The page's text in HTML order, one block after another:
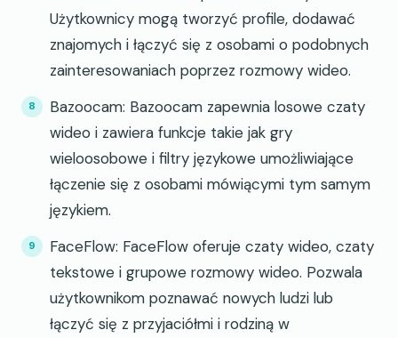
Użytkownicy mogą tworzyć profile, dodawać
znajomych i łączyć się z osobami o podobnych
zainteresowaniach poprzez rozmowy wideo.
Bazoocam: Bazoocam zapewnia losowe czaty
wideo i zawiera funkcje takie jak gry
wieloosobowe i filtry językowe umożliwiające
łączenie się z osobami mówiącymi tym samym
językiem.
FaceFlow: FaceFlow oferuje czaty wideo, czaty
tekstowe i grupowe rozmowy wideo. Pozwala
użytkownikom poznawać nowych ludzi lub
łączyć się z przyjaciółmi i rodziną w